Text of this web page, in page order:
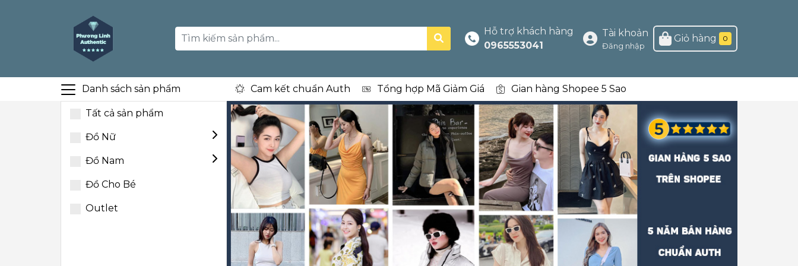
Hỗ trợ khách hàng
0965553041
Tài khoản
Đăng nhập
Giỏ hàng 0
Danh sách sản phẩm Cam kết chuẩn Auth Tổng hợp Mã Giảm Giá Gian hàng Shopee 5 Sao
Tất cả sản phẩm
Đồ Nữ
Đồ Nam
Đồ Cho Bé
Outlet